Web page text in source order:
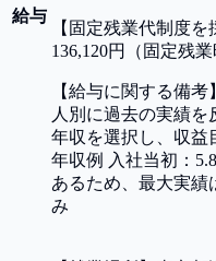
給与
【 固定残業代制度を
136,120円（固定残
【給与に関する備考】
人別に過去の実績
年収を選択し、収
年収例 入社当初：
あるため、最大実
み